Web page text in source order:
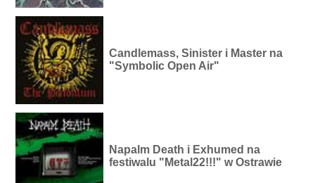
Candlemass, Sinister i Master na
"Symbolic Open Air"
Napalm Death i Exhumed na
festiwalu "Metal22!!!" w Ostrawie